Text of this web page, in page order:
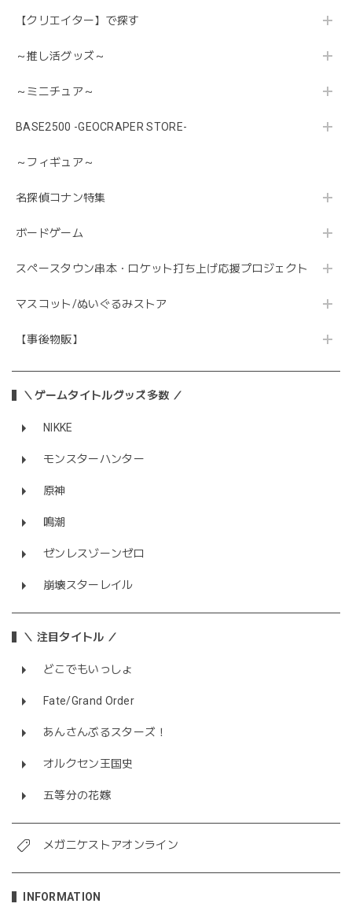
【クリエイター】で探す
～推し活グッズ～
～ミニチュア～
BASE2500 -GEOCRAPER STORE-
～フィギュア～
名探偵コナン特集
ボードゲーム
スペースタウン串本・ロケット打ち上げ応援プロジェクト
マスコット/ぬいぐるみストア
【事後物販】
＼ゲームタイトルグッズ多数 ／
NIKKE
モンスターハンター
原神
鳴潮
ゼンレスゾーンゼロ
崩壊スターレイル
＼ 注目タイトル ／
どこでもいっしょ
Fate/Grand Order
あんさんぶるスターズ！
オルクセン王国史
五等分の花嫁
メガニケストアオンライン
INFORMATION